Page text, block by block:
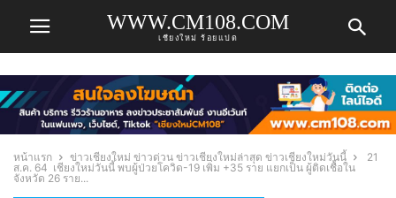
WWW.CM108.COM
เชียงใหม่ ร้อยแปด
หน้าแรก ข่าวเชียงใหม่ ข่าวด่วน ข่าวเชียงใหม่ล่าสุด ข่าวเชียงใหม่วันนี้
21
ส.ค. 64 เชียงใหม่วันนี้ พบผู้ป่วยโควิด-19 เพิ่ม +35 ราย แยกเป็น ผู้ติดเชื้อใน
จังหวัด 26 ราย...